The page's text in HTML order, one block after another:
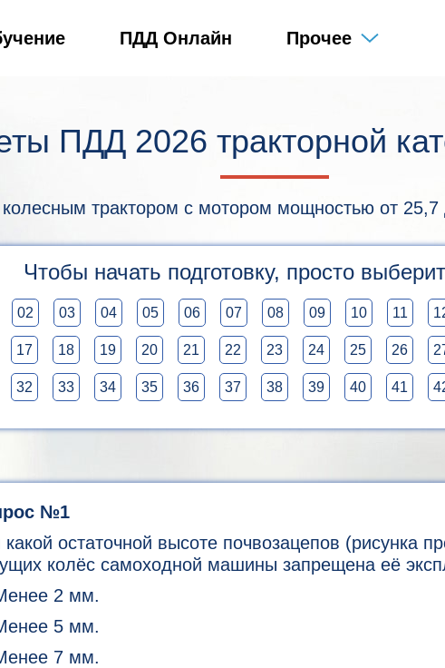
ПДД Онлайн Прочее
ПДД 2026 тракторной
трактором с мотором мощностью от
Чтобы начать подготовку, просто
02 03 04 05 06 07 08 09 10 11
17 18 19 20 21 22 23 24 25 26
32 33 34 35 36 37 38 39 40 41
№1
остаточной высоте почвозацепов (рисунка
колёс самоходной машины запрещена её
2 мм.
5 мм.
7 мм.